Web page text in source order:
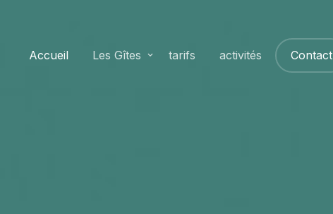
Accueil Les Gîtes tarifs activités Contact